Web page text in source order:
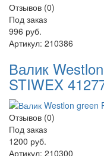
Отзывов (0)
Под заказ
996 руб.
Артикул: 210386
Валик
STIWEX
Отзывов (0)
Под заказ
1200 руб.
Артикул: 210300